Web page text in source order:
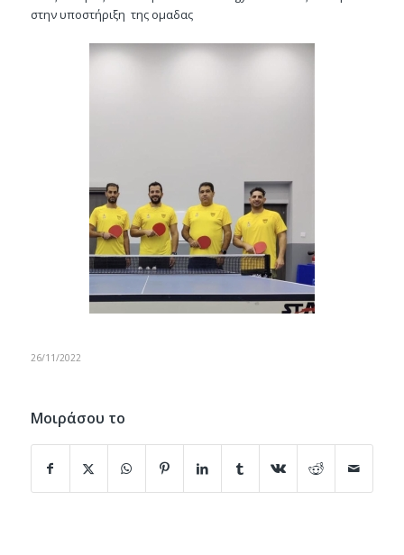
στην υποστήριξη της ομαδας
26/11/2022
Μοιράσου το